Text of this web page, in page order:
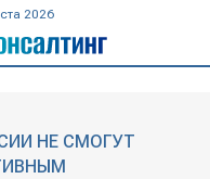
2026
НЕ СМОГУТ